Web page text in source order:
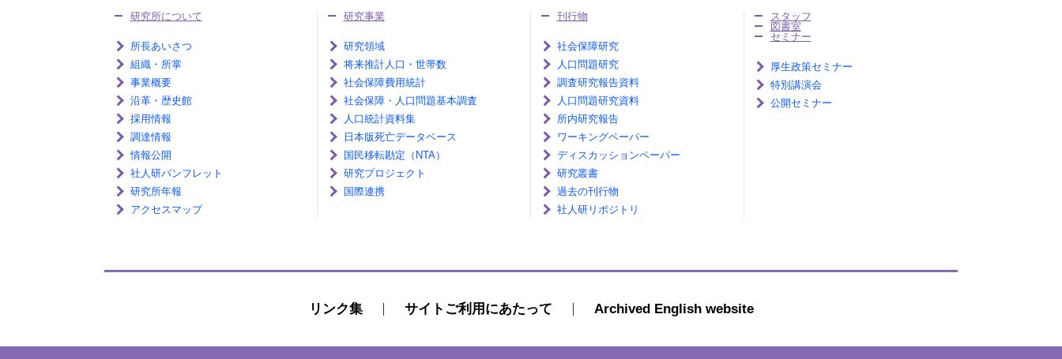
研究所について
所長あいさつ
組織・所掌
事業概要
沿革・歴史館
採用情報
調達情報
情報公開
社人研パンフレット
研究所年報
アクセスマップ
研究事業
研究領域
将来推計人口・世帯数
社会保障費用統計
社会保障・人口問題基本調査
人口統計資料集
日本版死亡データベース
国民移転勘定（NTA）
研究プロジェクト
国際連携
刊行物
社会保障研究
人口問題研究
調査研究報告資料
人口問題研究資料
所内研究報告
ワーキングペーパー
ディスカッションペーパー
研究叢書
過去の刊行物
社人研リポジトリ
スタッフ
図書室
セミナー
厚生政策セミナー
特別講演会
公開セミナー
リンク集 サイトご利用にあたって Archived English website